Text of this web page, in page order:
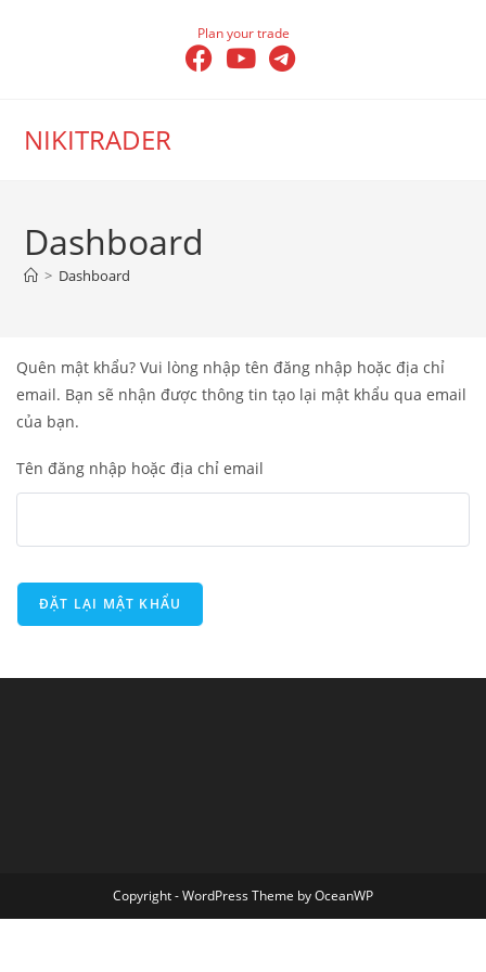
Plan your trade
NIKITRADER
Dashboard
> Dashboard
Quên mật khẩu? Vui lòng nhập tên đăng nhập hoặc địa chỉ
email. Bạn sẽ nhận được thông tin tạo lại mật khẩu qua email
của bạn.
Tên đăng nhập hoặc địa chỉ email
ĐẶT LẠI MẬT KHẨU
Copyright - WordPress Theme by OceanWP